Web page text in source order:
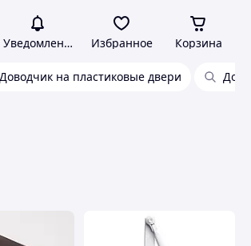
Уведомления Избранное Корзина
Доводчик на пластиковые двери